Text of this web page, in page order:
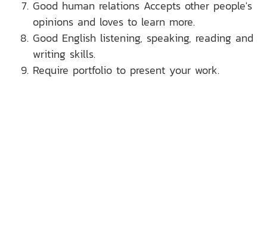
Good human relations Accepts other people's
opinions and loves to learn more.
Good English listening, speaking, reading and
writing skills.
Require portfolio to present your work.